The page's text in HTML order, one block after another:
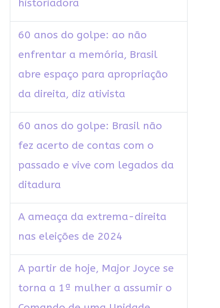
historiadora
60 anos do golpe: ao não
enfrentar a memória, Brasil
abre espaço para apropriação
da direita, diz ativista
60 anos do golpe: Brasil não
fez acerto de contas com o
passado e vive com legados da
ditadura
A ameaça da extrema-direita
nas eleições de 2024
A partir de hoje, Major Joyce se
torna a 1ª mulher a assumir o